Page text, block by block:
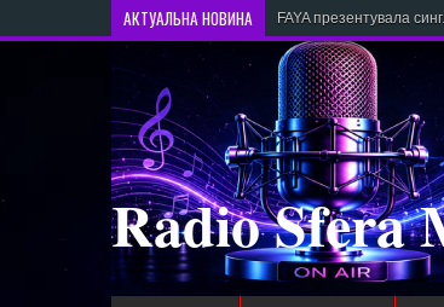
АКТУАЛЬНА НОВИНА FAYA презентувала
Radio Sfera